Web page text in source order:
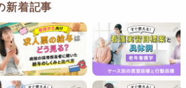
新着記事